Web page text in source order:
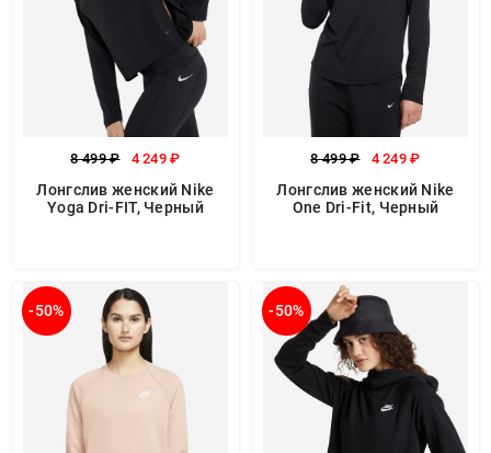
8 499 ₽ 4 249 ₽
Лонгслив женский Nike
Yoga Dri-FIT, Черный
8 499 ₽ 4 249 ₽
Лонгслив женский Nike
One Dri-Fit, Черный
-50% -50%